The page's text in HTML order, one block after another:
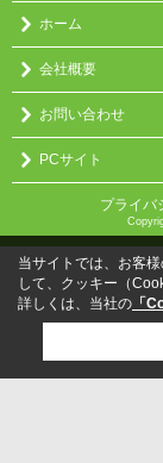
ホーム
会社概要
お問い合わせ
PCサイト
プライバ
当サイトでは、お客
して、クッキー（
詳しくは、当社の 「